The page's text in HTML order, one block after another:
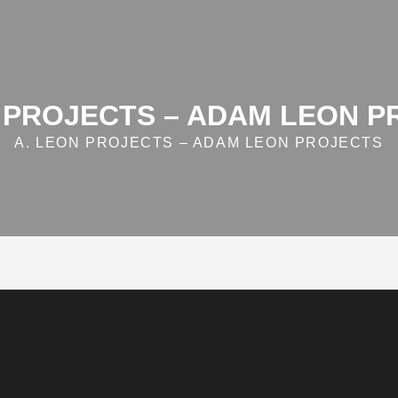
– ADAM LEON
A. LEON PROJECTS – ADAM LEON PROJECTS